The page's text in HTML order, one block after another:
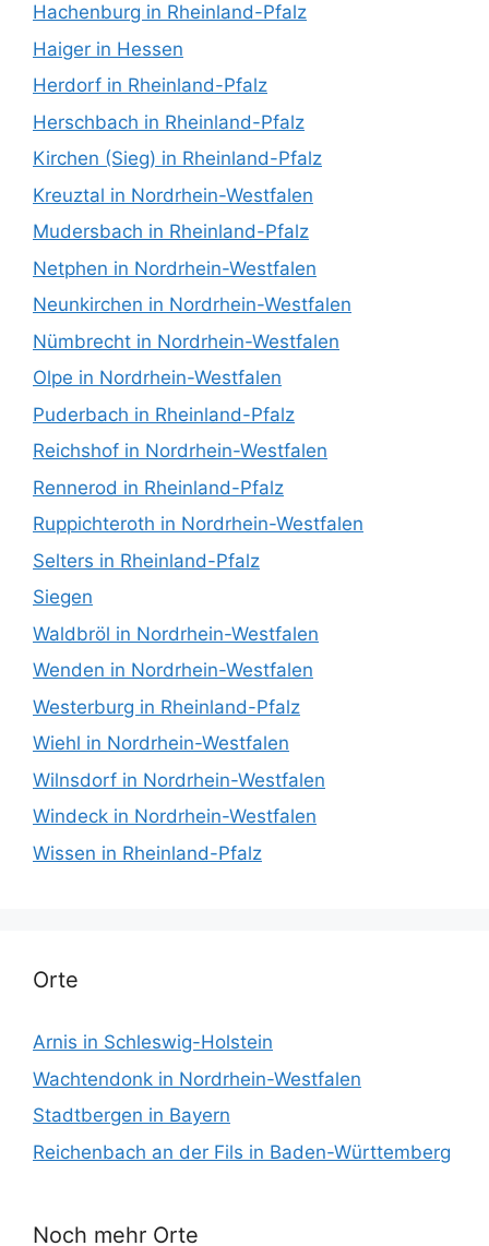
Hachenburg in Rheinland-Pfalz
Haiger in Hessen
Herdorf in Rheinland-Pfalz
Herschbach in Rheinland-Pfalz
Kirchen (Sieg) in Rheinland-Pfalz
Kreuztal in Nordrhein-Westfalen
Mudersbach in Rheinland-Pfalz
Netphen in Nordrhein-Westfalen
Neunkirchen in Nordrhein-Westfalen
Nümbrecht in Nordrhein-Westfalen
Olpe in Nordrhein-Westfalen
Puderbach in Rheinland-Pfalz
Reichshof in Nordrhein-Westfalen
Rennerod in Rheinland-Pfalz
Ruppichteroth in Nordrhein-Westfalen
Selters in Rheinland-Pfalz
Siegen
Waldbröl in Nordrhein-Westfalen
Wenden in Nordrhein-Westfalen
Westerburg in Rheinland-Pfalz
Wiehl in Nordrhein-Westfalen
Wilnsdorf in Nordrhein-Westfalen
Windeck in Nordrhein-Westfalen
Wissen in Rheinland-Pfalz
Orte
Arnis in Schleswig-Holstein
Wachtendonk in Nordrhein-Westfalen
Stadtbergen in Bayern
Reichenbach an der Fils in Baden-Württemberg
Noch mehr Orte